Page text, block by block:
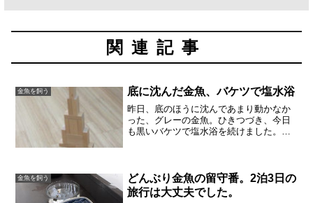
関連記事
金魚を飼う 底に沈んだ金魚、バケツで塩水浴
昨日、底のほうに沈んであまり動かなか
った、グレーの金魚。ひきつづき、今日
も黒いバケツで塩水浴を続けました。餌
ん。今日は朝だけでなく、...
金魚を飼う
どんぶり金魚の留守番。2泊3日の
旅行は大丈夫でした。